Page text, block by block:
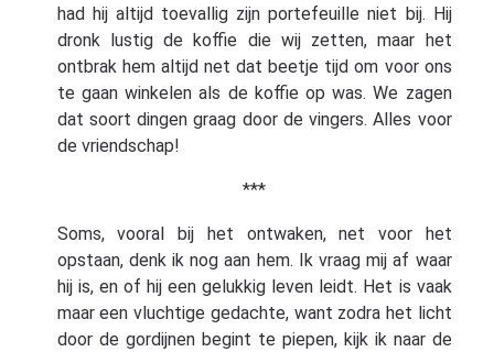
had hij altijd toevallig zijn portefeuille niet bij. Hij
dronk lustig de koffie die wij zetten, maar het
ontbrak hem altijd net dat beetje tijd om voor ons
te gaan winkelen als de koffie op was. We zagen
dat soort dingen graag door de vingers. Alles voor
de vriendschap!
***
Soms, vooral bij het ontwaken, net voor het
opstaan, denk ik nog aan hem. Ik vraag mij af waar
hij is, en of hij een gelukkig leven leidt. Het is vaak
maar een vluchtige gedachte, want zodra het licht
door de gordijnen begint te piepen, kijk ik naar de